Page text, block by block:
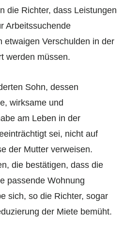
die Richter, dass Leistungen
Arbeitssuchende
etwaigen Verschulden in der
werden müssen.
Sohn, dessen
wirksame und
am Leben in der
sei, nicht auf
der Mutter verweisen.
die bestätigen, dass die
passende Wohnung
sich, so die Richter, sogar
der Miete bemüht.